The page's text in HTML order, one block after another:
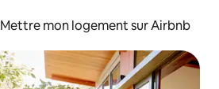
Mettre mon logement sur Airbnb